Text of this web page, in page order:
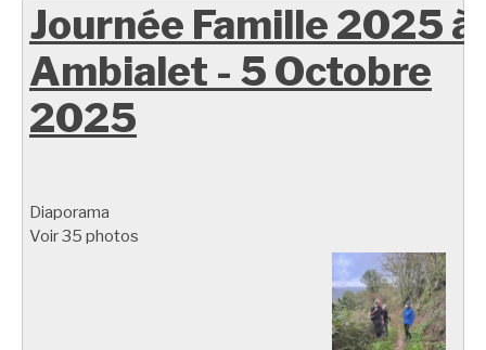
Journée Famille 2025 à
Ambialet - 5 Octobre
2025
Diaporama
Voir 35 photos